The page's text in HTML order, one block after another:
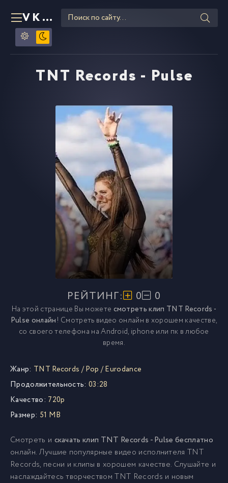
VKLIPE RU
TNT Records - Pulse
РЕЙТИНГ: 0 0
На этой странице Вы можете смотреть клип TNT Records -
Pulse онлайн! Смотреть видео онлайн в хорошем качестве,
со своего телефона на Android, iphone или пк в любое
время.
Жанр: TNT Records /Pop /Eurodance
Продолжительность: 03:28
Качество: 720p
Размер: 51 MB
Смотреть и скачать клип TNT Records - Pulse бесплатно
онлайн. Лучшие популярные видео исполнителя TNT
Records, песни и клипы в хорошем качестве. Слушайте и
наслаждайтесь творчеством TNT Records и новым